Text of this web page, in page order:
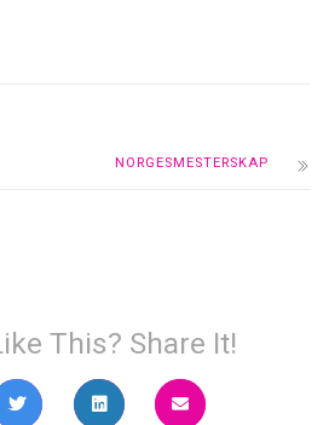
NORGESMESTERSKAP
This? Share It!